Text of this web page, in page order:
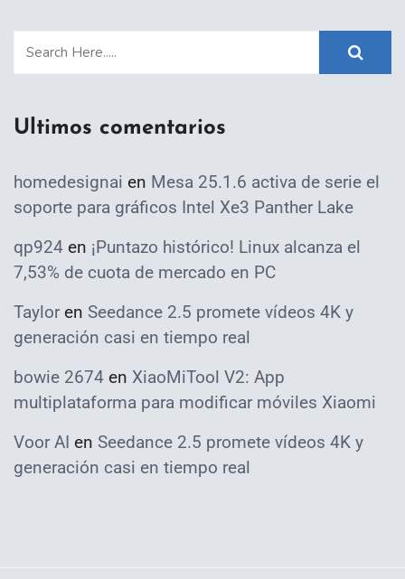
Ultimos comentarios
homedesignai en Mesa 25.1.6 activa de serie el
soporte para gráficos Intel Xe3 Panther Lake
qp924 en ¡Puntazo histórico! Linux alcanza el
7,53% de cuota de mercado en PC
Taylor en Seedance 2.5 promete vídeos 4K y
generación casi en tiempo real
bowie 2674 en XiaoMiTool V2: App
multiplataforma para modificar móviles Xiaomi
Voor AI en Seedance 2.5 promete vídeos 4K y
generación casi en tiempo real